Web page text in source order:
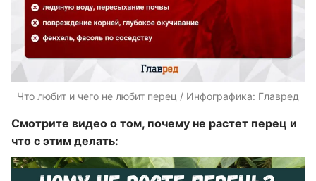
Что любит и чего не любит перец / Инфографика: Главред
Смотрите видео о том, почему не растет перец и
что с этим делать: